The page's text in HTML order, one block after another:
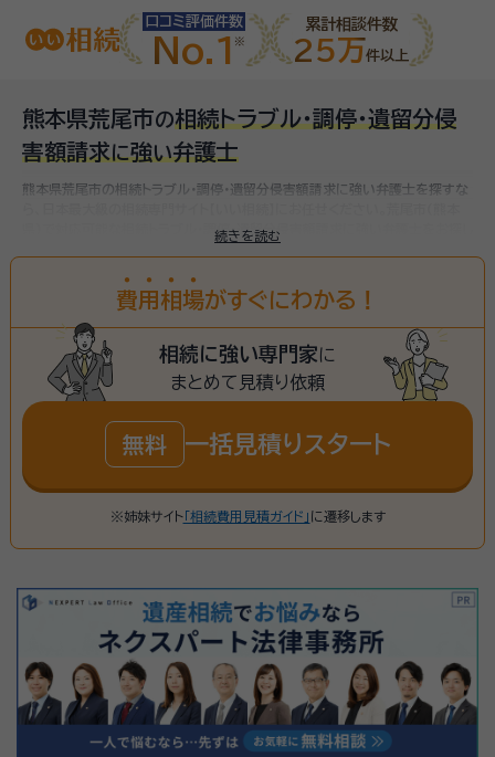
口コミ評価件数
No.1
累計相談件数
25万件以上
熊本県荒尾市の相続トラブル・調停・遺留分侵
害額請求に強い弁護士
続きを読む
熊本県荒尾市の相続トラブル・調停・遺留分侵害額請求に強い弁護士を探すな
県)で対応可能な相続トラブル・調停・遺留分侵害額請求に強い弁護士をお探し
費 用 相 場がすぐにわかる！
相続に強い専門家に
まとめて見積り依頼
無料 一括見積りスタート
※姉妹サイト「相続費用見積ガイド」 に遷移します